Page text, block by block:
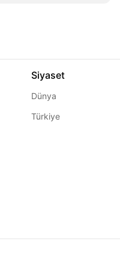
Siyaset
Dünya
Türkiye